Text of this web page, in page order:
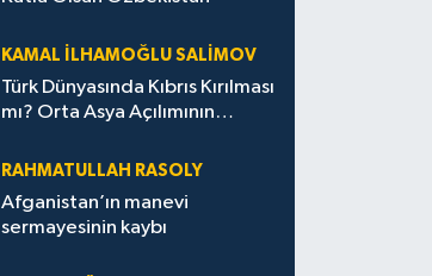
KAMAL İLHAMOĞLU SALIMOV
Türk Dünyasında Kıbrıs Kırılması
mı? Orta Asya Açılımının
Yansımaları
RAHMATULLAH RASOLY
Afganistan’ın manevi
sermayesinin kaybı